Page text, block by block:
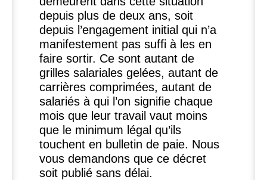
depuis plus de deux ans, soit
depuis l’engagement initial qui n’a
manifestement pas suffi à les en
faire sortir. Ce sont autant de
grilles salariales gelées, autant de
carrières comprimées, autant de
salariés à qui l’on signifie chaque
mois que leur travail vaut moins
que le minimum légal qu’ils
touchent en bulletin de paie. Nous
vous demandons que ce décret
soit publié sans délai.